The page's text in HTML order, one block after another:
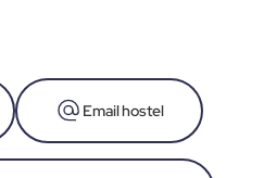
Email hostel